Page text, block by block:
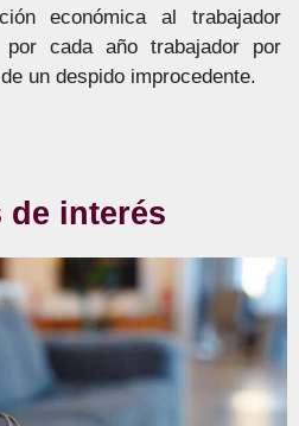
económica al trabajador
cada año trabajador por
un despido improcedente.
de interés